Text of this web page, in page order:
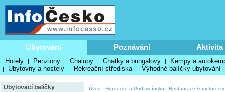
Ubytování Poznávání Aktivita
Hotely | Penziony | Chalupy | Chatky a bungalovy | Kempy a
| Ubytovny a hostely | Rekreační střediska | Výhodné balíčky ubytování
Ubytovací balíčky Úvod - Hradecko a Podzvičínsko - Restaurace & motoresty